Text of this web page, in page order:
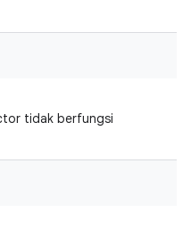
tidak berfungsi